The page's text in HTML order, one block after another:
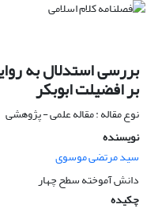
بررسی استدلال به
بر افضیلت ابوبکر
نوع مقاله : مقاله علمی - پژوهشی
نویسنده
سید مرتضی موسوی
دانش آموخته سطح چهار
چکیده